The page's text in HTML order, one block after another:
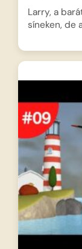
Larry, a
síneken, de